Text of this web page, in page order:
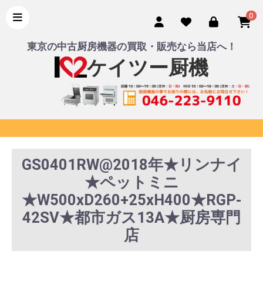
0
東京の中古厨房機器の買取・販売なら当店へ！
ケイツー厨機
GS0401RW@2018年★リンナイ
★ペットミニ
★W500xD260+25xH400★RGP-
42SV★都市ガス13A★厨房専門
店